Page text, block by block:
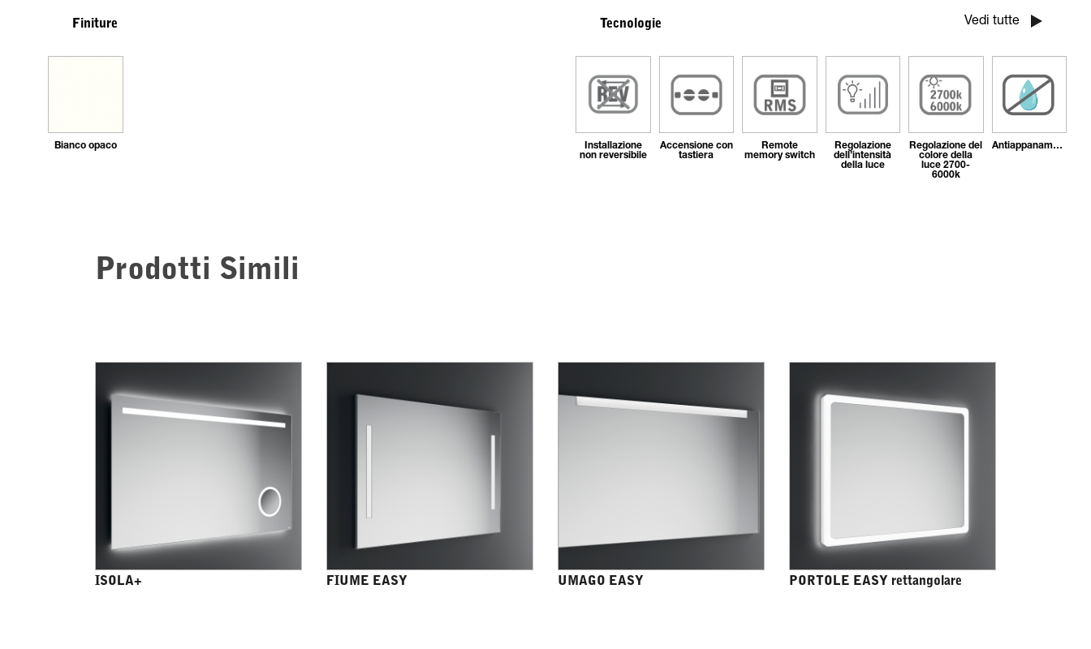
Finiture
Bianco opaco
Tecnologie Vedi tutte
Installazione
non reversibile
Accensione con
tastiera
Remote
memory switch
Regolazione
dell’intensità
della luce
Regolazione del
colore della
luce 2700-
6000k
Antiappanamento
Prodotti Simili
ISOLA+ FIUME EASY UMAGO EASY PORTOLE EASY rettangolare